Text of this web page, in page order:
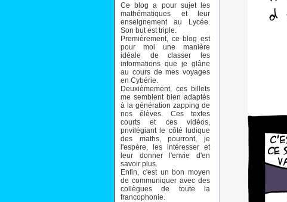
Ce blog a pour sujet les
mathématiques et leur
enseignement au Lycée.
Son but est triple.
Premièrement, ce blog est
pour moi une manière
idéale de classer les
informations que je glâne
au cours de mes voyages
en Cybérie.
Deuxièmement, ces billets
me semblent bien adaptés
à la génération zapping de
nos élèves. Ces textes
courts et ces vidéos,
privilégiant le côté ludique
des maths, pourront, je
l'espère, les intéresser et
leur donner l'envie d'en
savoir plus.
Enfin, c'est un bon moyen
de communiquer avec des
collègues de toute la
francophonie.